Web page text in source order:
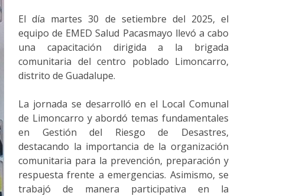
El día martes 30 de setiembre del 2025, el
equipo de EMED Salud Pacasmayo llevó a cabo
una capacitación dirigida a la brigada
comunitaria del centro poblado Limoncarro,
distrito de Guadalupe.
La jornada se desarrolló en el Local Comunal
de Limoncarro y abordó temas fundamentales
en Gestión del Riesgo de Desastres,
destacando la importancia de la organización
comunitaria para la prevención, preparación y
respuesta frente a emergencias. Asimismo, se
trabajó de manera participativa en la